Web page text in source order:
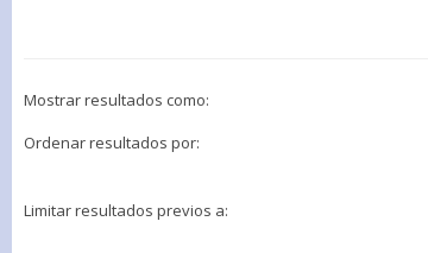
Mostrar resultados como:
Ordenar resultados por:
Limitar resultados previos a: